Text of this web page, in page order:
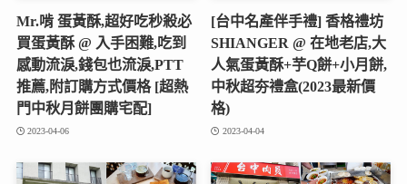
Mr.啃 蛋黃酥,超好吃秒殺必
買蛋黃酥 @ 入手困難,吃到
感動流淚,錢包也流淚,PTT
推薦,附訂購方式價格 [超熱
門中秋月餅團購宅配]
2023-04-06
[台中名產伴手禮] 香格禮坊
SHIANGER @ 在地老店,大
人氣蛋黃酥+芋Q餅+小月餅,
中秋超夯禮盒(2023最新價
格)
2023-04-04